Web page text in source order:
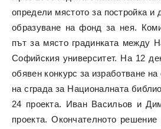
определи мястото за постройка и
образуване на фонд за нея.
път за място градинката между
Софийския университет. На 12
обявен конкурс за изработване
на сграда за Националната
24 проекта. Иван Васильов и
проекта. Окончателното